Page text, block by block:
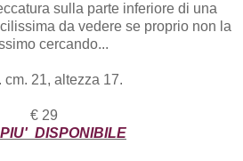
sulla parte inferiore di una
da vedere se proprio non la
cercando...
cm. 21, altezza 17.
€ 29
DISPONIBILE